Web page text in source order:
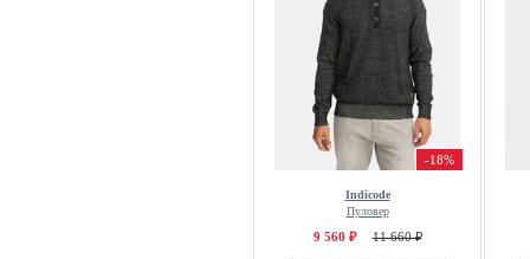
-18%
Indicode
Пуловер
9 560 ₽ 11 660 ₽